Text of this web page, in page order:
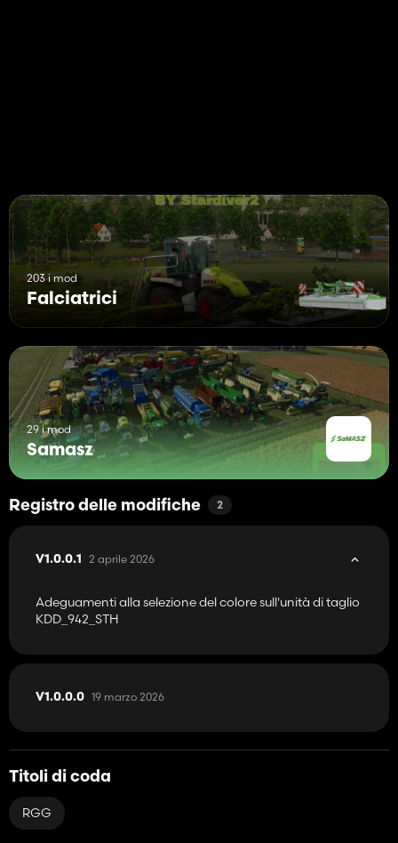
203 i mod
Falciatrici
29 i mod
Samasz
Registro delle modifiche 2
V1.0.0.1 2 aprile 2026
Adeguamenti alla selezione del colore sull'unità di taglio
KDD_942_STH
V1.0.0.0 19 marzo 2026
Titoli di coda
RGG